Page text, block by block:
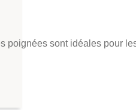
sont idéales pour